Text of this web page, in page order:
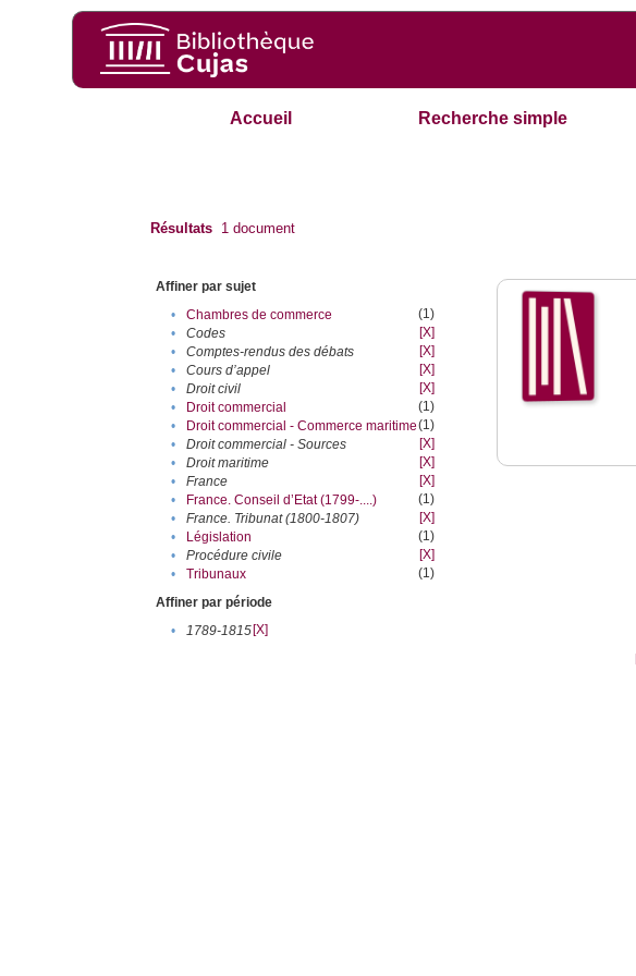
Accueil Recherche simple
Résultats 1 document
Affiner par sujet
•
Chambres de commerce
(1)
•
Codes
[X]
•
Comptes-rendus des débats
[X]
•
Cours d’appel
[X]
•
Droit civil
[X]
•
Droit commercial
(1)
•
Droit commercial - Commerce maritime(1)
•
Droit commercial - Sources
[X]
•
Droit maritime
[X]
•
France
[X]
•
France. Conseil d’Etat (1799-....)
(1)
•
France. Tribunat (1800-1807)
[X]
•
Législation
(1)
•
Procédure civile
[X]
•
Tribunaux
(1)
Affiner par période
•
1789-1815[X]